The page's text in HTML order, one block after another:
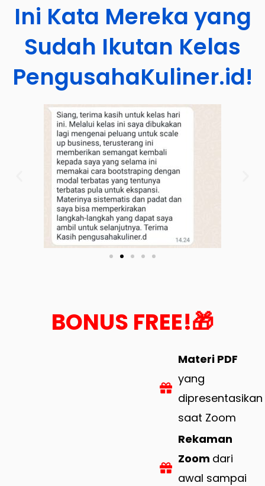
Ini Kata Mereka yang
Sudah Ikutan Kelas
PengusahaKuliner.id!
BONUS FREE!🎁
Materi PDF
yang
dipresentasikan
saat Zoom
Rekaman
Zoom dari
awal sampai